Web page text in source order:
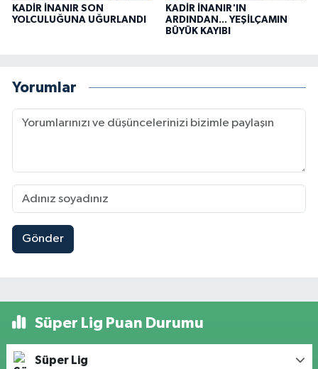
KADİR İNANIR SON
YOLCULUĞUNA UĞURLANDI
KADİR İNANIR'IN
ARDINDAN... YEŞİLÇAMIN
BÜYÜK KAYIBI
Yorumlar
Gönder
Süper Lig Puan Durumu
Süper Lig